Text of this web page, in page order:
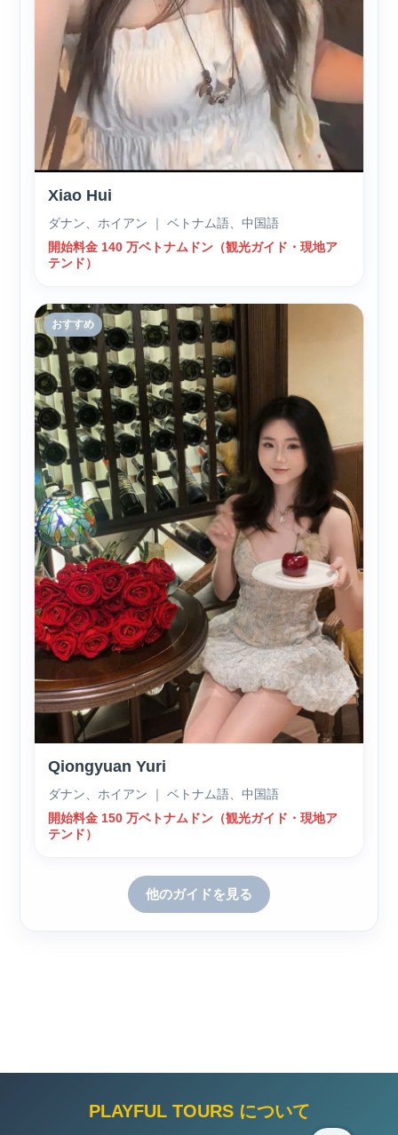
Xiao Hui
ダナン、ホイアン ｜ ベトナム語、中国語
開始料金 140 万ベトナムドン（観光ガイド・現地ア
テンド）
おすすめ
Qiongyuan Yuri
ダナン、ホイアン ｜ ベトナム語、中国語
開始料金 150 万ベトナムドン（観光ガイド・現地ア
テンド）
他のガイドを見る
PLAYFUL TOURS について